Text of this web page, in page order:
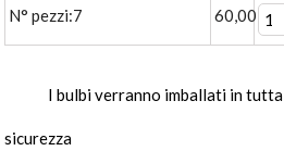
N° pezzi:7 60,00 €
I bulbi verranno imballati in tutta
sicurezza